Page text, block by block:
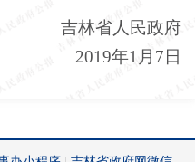
吉林省人民政府
2019年1月7日